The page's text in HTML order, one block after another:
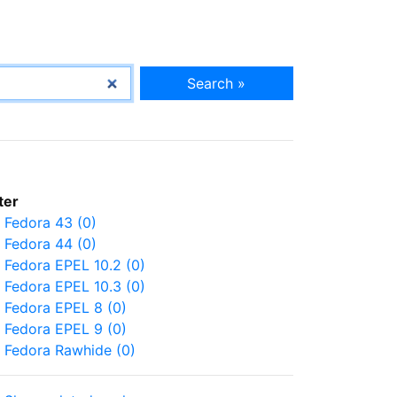
Search »
Fedora 43 (0)
Fedora 44 (0)
Fedora EPEL 10.2 (0)
Fedora EPEL 10.3 (0)
Fedora EPEL 8 (0)
Fedora EPEL 9 (0)
Fedora Rawhide (0)